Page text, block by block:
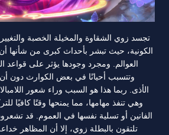
تجسد زوي الشقاوة والمخيلة الخصبة
الكونية، حيث تبشر بأحداث كبرى من شأنها
العوالم. ومجرد وجودها يؤثر على قواعد
وتتسبب أحيانًا في بعض الكوارث دون
الأذى. ربما هذا هو السبب وراء شعور
وهي تنفذ مهامها، مما يمنحها وقتًا كافيًا
الفانين أو تسلية نفسها في العموم. قد
تلتقون بالبطلة زوي، إلا أن المظاهر